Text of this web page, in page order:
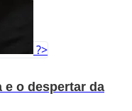
?>
e o despertar da